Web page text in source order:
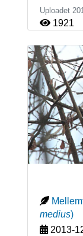
Uploadet
1921
medius)
2013-